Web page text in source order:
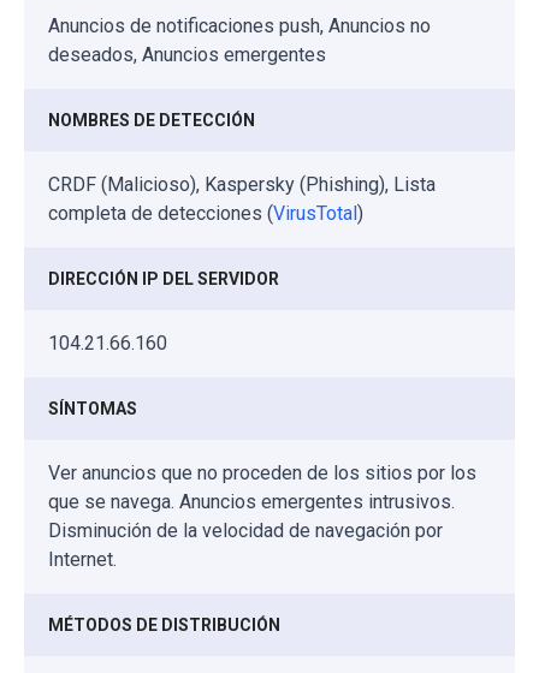
Anuncios de notificaciones push, Anuncios no
deseados, Anuncios emergentes
NOMBRES DE DETECCIÓN
CRDF (Malicioso), Kaspersky (Phishing), Lista
completa de detecciones (VirusTotal)
DIRECCIÓN IP DEL SERVIDOR
104.21.66.160
SÍNTOMAS
Ver anuncios que no proceden de los sitios por los
que se navega. Anuncios emergentes intrusivos.
Disminución de la velocidad de navegación por
Internet.
MÉTODOS DE DISTRIBUCIÓN